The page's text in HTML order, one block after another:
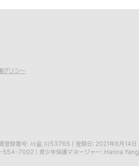
ポリシー
登録番号: 서울,아53765 登録日: 2021年6月14日
554-7002 青少年保護マネージャー: Hanna Yang